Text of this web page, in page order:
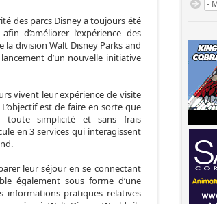
des parcs Disney a toujours été
d’améliorer l’expérience des
la division Walt Disney Parks and
d’un nouvelle initiative
vivent leur expérience de visite
est de faire en sorte que
toute simplicité et sans frais
en 3 services qui interagissent
leur séjour en se connectant
également sous forme d’une
informations pratiques relatives